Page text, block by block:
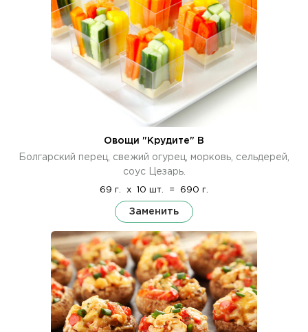
Овощи "Крудите" В
Болгарский перец, свежий огурец, морковь, сельдерей,
соус Цезарь.
69 г. x 10 шт. = 690 г.
Заменить